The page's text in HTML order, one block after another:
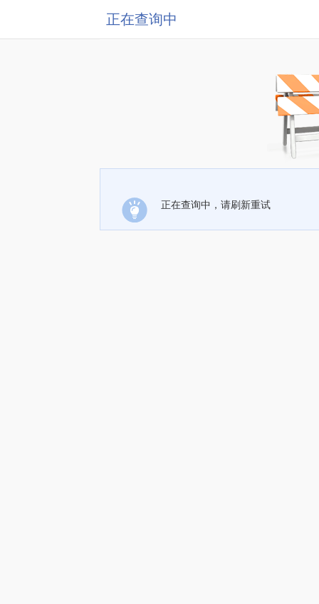
正在查询中
正在查询中，请刷新重试